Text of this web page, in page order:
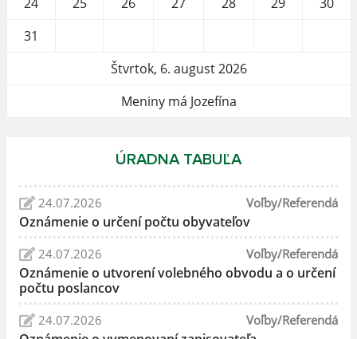
31
Štvrtok, 6. august 2026
Meniny má Jozefína
ÚRADNA TABUĽA
24.07.2026 Voľby/Referendá
Oznámenie o určení počtu obyvateľov
24.07.2026 Voľby/Referendá
Oznámenie o utvorení volebného obvodu a o určení
počtu poslancov
24.07.2026 Voľby/Referendá